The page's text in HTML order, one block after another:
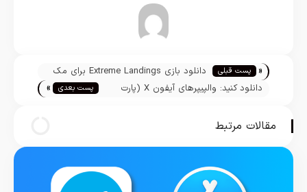
تیم تحریریه « پست قبلی
دانلود بازی Extreme Landings برای مک
دانلود کنید: والپیپرهای آيفون X (پارت
پست بعدی »
مقالات مرتبط